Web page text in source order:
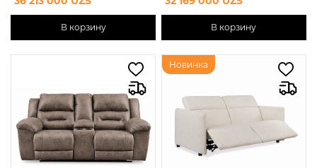
В корзину В корзину
Новинка